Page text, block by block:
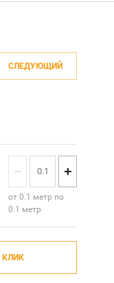
СЛЕДУЮЩИЙ
− +
от 0.1 метр по
0.1 метр
КЛИК